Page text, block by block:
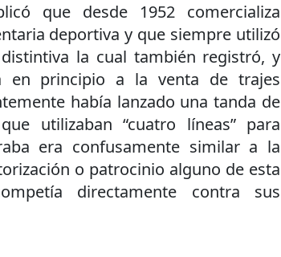
que desde 1952 comercializa
deportiva y que siempre utilizó
la cual también registró, y
en principio a la venta de trajes
había lanzado una tanda de
utilizaban “cuatro líneas” para
era confusamente similar a la
o patrocinio alguno de esta
directamente contra sus